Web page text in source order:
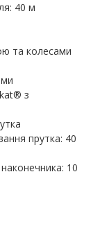
40 м
та колесами
з
прутка: 40
10